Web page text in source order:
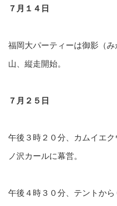
７月１４日
福岡大パーティーは御影（
山、縦走開始。
７月２５日
午後３時２０分、カムイエ
ノ沢カールに幕営。
午後４時３０分、テントか